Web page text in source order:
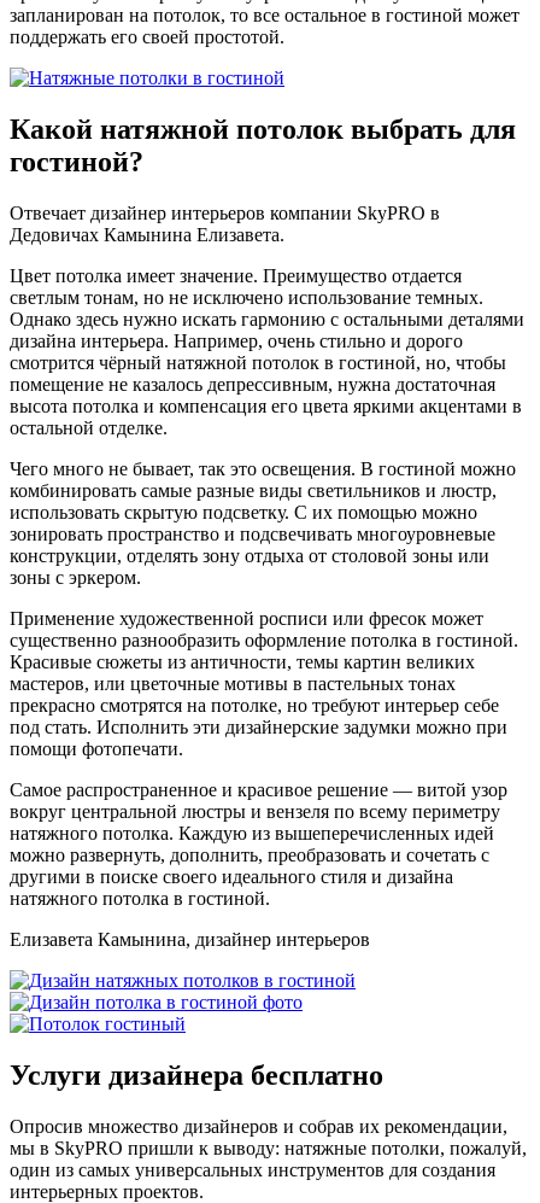
запланирован на потолок, то все остальное в гостиной может
поддержать его своей простотой.
Какой натяжной потолок выбрать для
гостиной?
Отвечает дизайнер интерьеров компании SkyPRO в
Дедовичах Камынина Елизавета.
Цвет потолка имеет значение. Преимущество отдается
светлым тонам, но не исключено использование темных.
Однако здесь нужно искать гармонию с остальными деталями
дизайна интерьера. Например, очень стильно и дорого
смотрится чёрный натяжной потолок в гостиной, но, чтобы
помещение не казалось депрессивным, нужна достаточная
высота потолка и компенсация его цвета яркими акцентами в
остальной отделке.
Чего много не бывает, так это освещения. В гостиной можно
комбинировать самые разные виды светильников и люстр,
использовать скрытую подсветку. С их помощью можно
зонировать пространство и подсвечивать многоуровневые
конструкции, отделять зону отдыха от столовой зоны или
зоны с эркером.
Применение художественной росписи или фресок может
существенно разнообразить оформление потолка в гостиной.
Красивые сюжеты из античности, темы картин великих
мастеров, или цветочные мотивы в пастельных тонах
прекрасно смотрятся на потолке, но требуют интерьер себе
под стать. Исполнить эти дизайнерские задумки можно при
помощи фотопечати.
Самое распространенное и красивое решение — витой узор
вокруг центральной люстры и вензеля по всему периметру
натяжного потолка. Каждую из вышеперечисленных идей
можно развернуть, дополнить, преобразовать и сочетать с
другими в поиске своего идеального стиля и дизайна
натяжного потолка в гостиной.
Елизавета Камынина, дизайнер интерьеров
Услуги дизайнера бесплатно
Опросив множество дизайнеров и собрав их рекомендации,
мы в SkyPRO пришли к выводу: натяжные потолки, пожалуй,
один из самых универсальных инструментов для создания
интерьерных проектов.